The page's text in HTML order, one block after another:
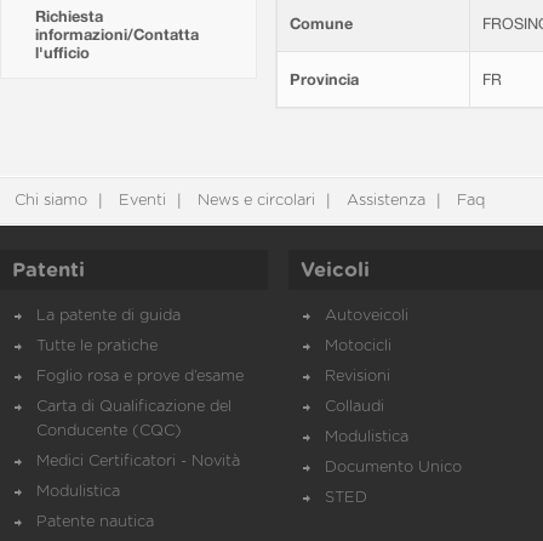
Richiesta
informazioni/Contatta
l'ufficio
Comune
Provincia FR
Chi siamo Eventi News e circolari Assistenza Faq
Patenti
La patente di guida
Tutte le pratiche
Foglio rosa e prove d’esame
Carta di Qualificazione del
Conducente (CQC)
Medici Certificatori - Novità
Modulistica
Patente nautica
Veicoli
Autoveicoli
Motocicli
Revisioni
Collaudi
Modulistica
Documento Unico
STED